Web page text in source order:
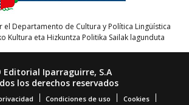
el Departamento de Cultura y Política Lingüística
Kultura eta Hizkuntza Politika Sailak lagunduta
Editorial Iparraguirre, S.A
los derechos reservados
Condiciones de uso Cookies